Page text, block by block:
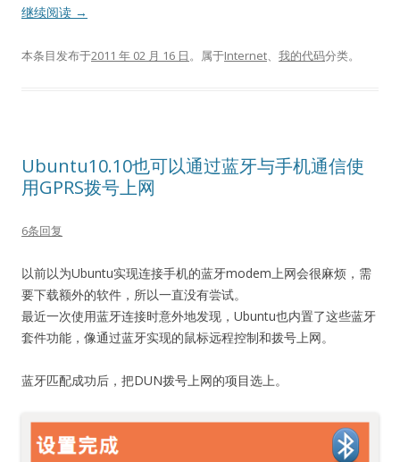
继续阅读 →
本条目发布于2011 年 02 月 16 日。属于Internet、 我的代码分类。
Ubuntu10.10也可以通过蓝牙与手机通信使
用GPRS拨号上网
6条回复
以前以为Ubuntu实现连接手机的蓝牙modem上网会很麻烦，需
要下载额外的软件，所以一直没有尝试。
最近一次使用蓝牙连接时意外地发现，Ubuntu也内置了这些蓝牙
套件功能，像通过蓝牙实现的鼠标远程控制和拨号上网。
蓝牙匹配成功后，把DUN拨号上网的项目选上。